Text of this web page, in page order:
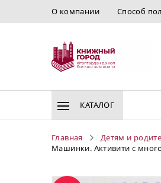
О компании Способ
КАТАЛОГ
Главная Детям и
Машинки. Активити с